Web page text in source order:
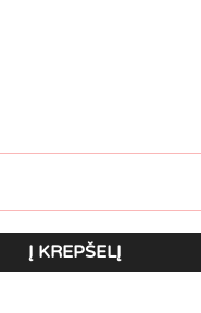
Į KREPŠELĮ